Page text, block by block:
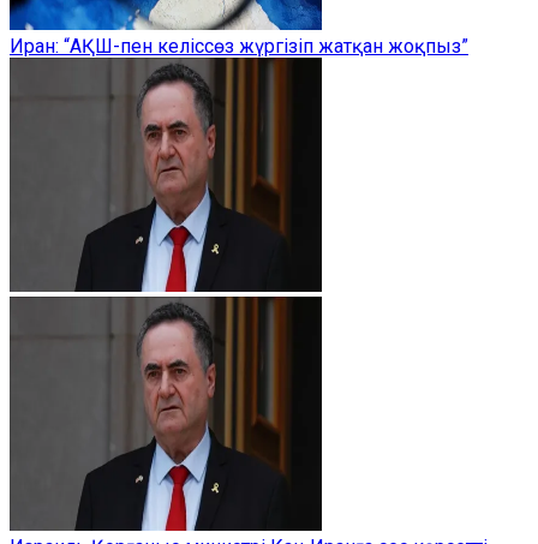
Иран: “АҚШ-пен келіссөз жүргізіп жатқан жоқпыз”